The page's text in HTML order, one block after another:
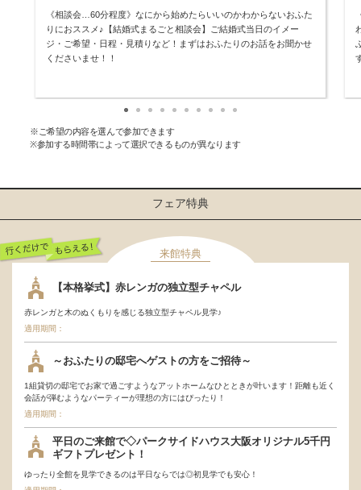
《相談会…60分程度》なにから始めたらいいのかわからないおふた
りにおススメ♪【結婚式まるごと相談会】ご結婚式当日のイメー
ジ・ご希望・日程・見積りなど！まずはおふたりのお話をお聞かせ
くださいませ！！
※ご希望の内容を選んで参加できます
※参加する時間帯によって選択できるものが異なります
フェア特典
来館特典
【本格挙式】赤レンガの独立型チャペル
赤レンガと木のぬくもりを感じる独立型チャペル見学♪
適用期間：
～おふたりの邸宅へゲストの方をご招待～
1組貸切の邸宅でお家で過ごすようなアットホームなひとときが叶います！距離も近く
会話が弾むようなパーティーが理想の方にはぴったり！
適用期間：
平日のご来館で◇パークサイドハウス大阪オリジナル5千円
ギフトプレゼント！
ゆったり全館を見学できるのは平日ならでは◎初見学でも安心！